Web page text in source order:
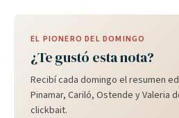
EL PIONERO DEL DOMINGO
¿Te gustó esta nota?
Recibí cada domingo el resumen
Pinamar, Cariló, Ostende y Valeria
clickbait.